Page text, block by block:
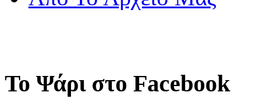
Το Ψάρι στο Facebook